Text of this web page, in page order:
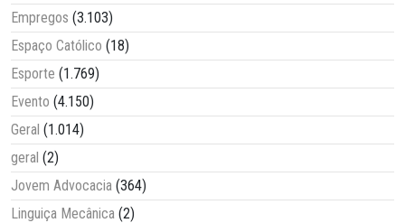
Empregos (3.103)
Espaço Católico (18)
Esporte (1.769)
Evento (4.150)
Geral (1.014)
geral (2)
Jovem Advocacia (364)
Linguiça Mecânica (2)